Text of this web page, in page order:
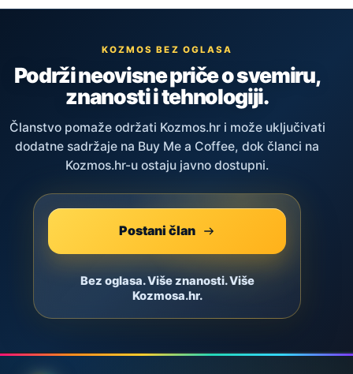
KOZMOS BEZ OGLASA
Podrži neovisne priče o svemiru,
znanosti i tehnologiji.
Članstvo pomaže održati Kozmos.hr i može uključivati
dodatne sadržaje na Buy Me a Coffee, dok članci na
Kozmos.hr-u ostaju javno dostupni.
Postani član
Bez oglasa. Više znanosti. Više
Kozmosa.hr.